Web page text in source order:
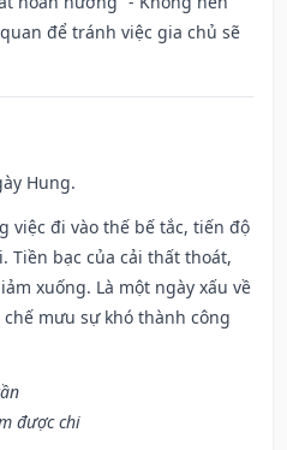
để tránh việc gia chủ sẽ
Hung.
việc đi vào thế bế tắc, tiến độ
Tiền bạc của cải thất thoát,
xuống. Là một ngày xấu về
mưu sự khó thành công
được chi